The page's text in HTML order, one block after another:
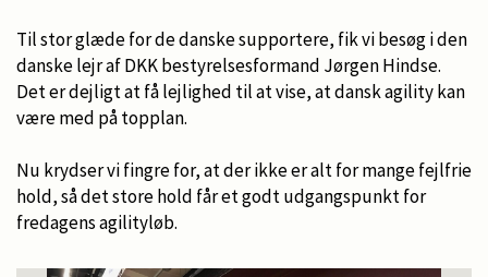
Til stor glæde for de danske supportere, fik vi besøg i den
danske lejr af DKK bestyrelsesformand Jørgen Hindse.
Det er dejligt at få lejlighed til at vise, at dansk agility kan
være med på topplan.
Nu krydser vi fingre for, at der ikke er alt for mange fejlfrie
hold, så det store hold får et godt udgangspunkt for
fredagens agilityløb.